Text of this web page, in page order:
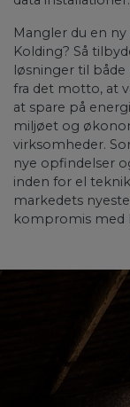
Mangler du en
Kolding? Så
løsninger til både
fra det motto, at
at spare på
miljøet og
virksomheder.
nye opfindelser
inden for el
markedets
kompromis med